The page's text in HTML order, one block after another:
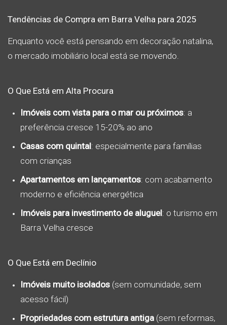
Tendências de Compra em Barra Velha para 2025
Enquanto você está pensando em decoração natalina,
o mercado imobiliário local está se movendo.
O Que Está em Alta Procura
Imóveis com vista para o mar ou próximos: a
preferência cresce 15-20% ao ano
Casas com quintal: especialmente para famílias
com crianças
Apartamentos em lançamentos: com acabamento
moderno e eficiência energética
Imóveis para investimento de aluguel: o turismo em
Barra Velha cresce
O Que Está em Declínio
Imóveis muito isolados (sem comunidade, sem
acesso fácil)
Propriedades com estrutura antiga (sem reformas,